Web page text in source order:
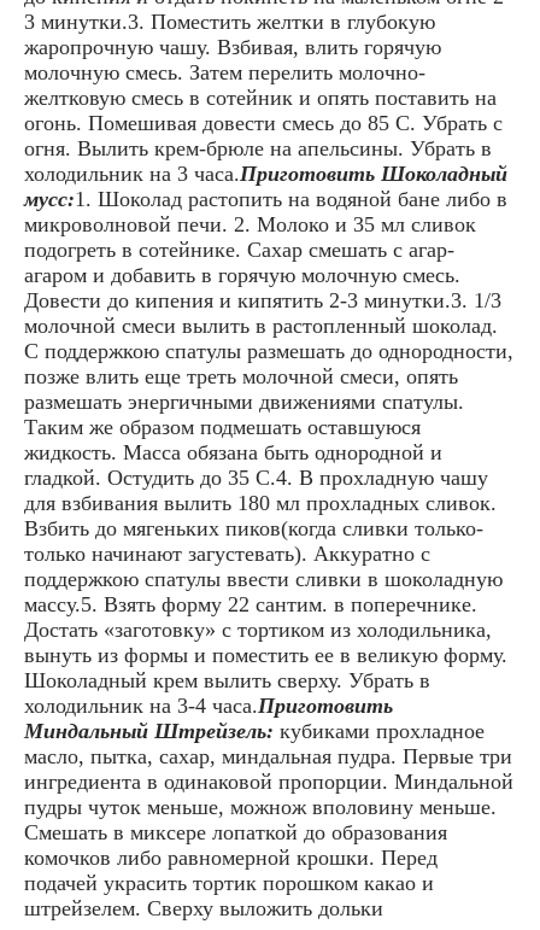
3 минутки.3. Поместить желтки в глубокую
жаропрочную чашу. Взбивая, влить горячую
молочную смесь. Затем перелить молочно-
желтковую смесь в сотейник и опять поставить на
огонь. Помешивая довести смесь до 85 С. Убрать с
огня. Вылить крем-брюле на апельсины. Убрать в
холодильник на 3 часа.Приготовить Шоколадный
мусс:1. Шоколад растопить на водяной бане либо в
микроволновой печи. 2. Молоко и 35 мл сливок
подогреть в сотейнике. Сахар смешать с агар-
агаром и добавить в горячую молочную смесь.
Довести до кипения и кипятить 2-3 минутки.3. 1/3
молочной смеси вылить в растопленный шоколад.
С поддержкою спатулы размешать до однородности,
позже влить еще треть молочной смеси, опять
размешать энергичными движениями спатулы.
Таким же образом подмешать оставшуюся
жидкость. Масса обязана быть однородной и
гладкой. Остудить до 35 С.4. В прохладную чашу
для взбивания вылить 180 мл прохладных сливок.
Взбить до мягеньких пиков(когда сливки только-
только начинают загустевать). Аккуратно с
поддержкою спатулы ввести сливки в шоколадную
массу.5. Взять форму 22 сантим. в поперечнике.
Достать «заготовку» с тортиком из холодильника,
вынуть из формы и поместить ее в великую форму.
Шоколадный крем вылить сверху. Убрать в
холодильник на 3-4 часа.Приготовить
Миндальный Штрейзель: кубиками прохладное
масло, пытка, сахар, миндальная пудра. Первые три
ингредиента в одинаковой пропорции. Миндальной
пудры чуток меньше, можнож вполовину меньше.
Смешать в миксере лопаткой до образования
комочков либо равномерной крошки. Перед
подачей украсить тортик порошком какао и
штрейзелем. Сверху выложить дольки